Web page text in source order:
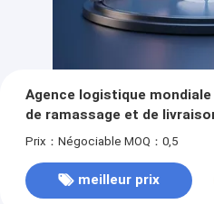
Agence logistique
de ramassage et de
continents
Prix：Négociable MOQ：0,5
meilleur prix